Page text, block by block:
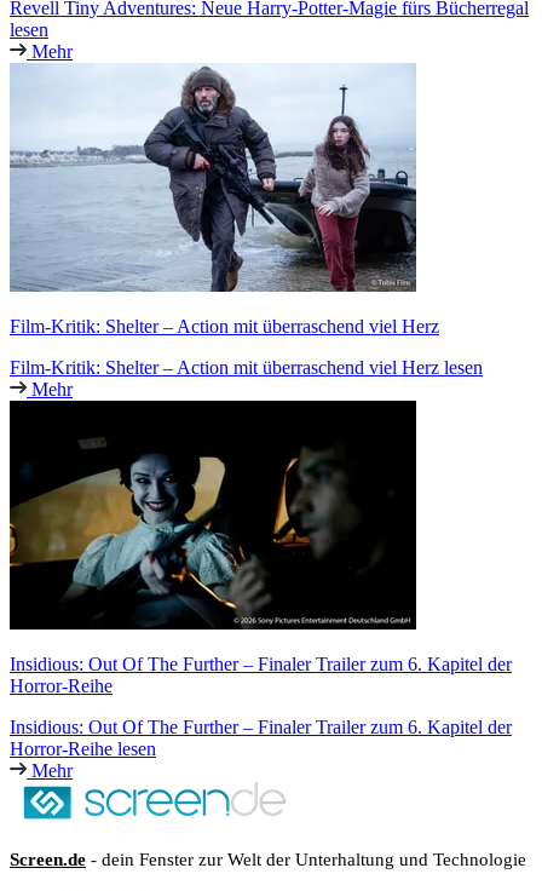
Revell Tiny Adventures: Neue Harry-Potter-Magie fürs Bücherregal
lesen
Mehr
Film-Kritik: Shelter – Action mit überraschend viel Herz
Film-Kritik: Shelter – Action mit überraschend viel Herz lesen
Mehr
Insidious: Out Of The Further – Finaler Trailer zum 6. Kapitel der
Horror-Reihe
Insidious: Out Of The Further – Finaler Trailer zum 6. Kapitel der
Horror-Reihe lesen
Mehr
Screen.de - dein Fenster zur Welt der Unterhaltung und Technologie